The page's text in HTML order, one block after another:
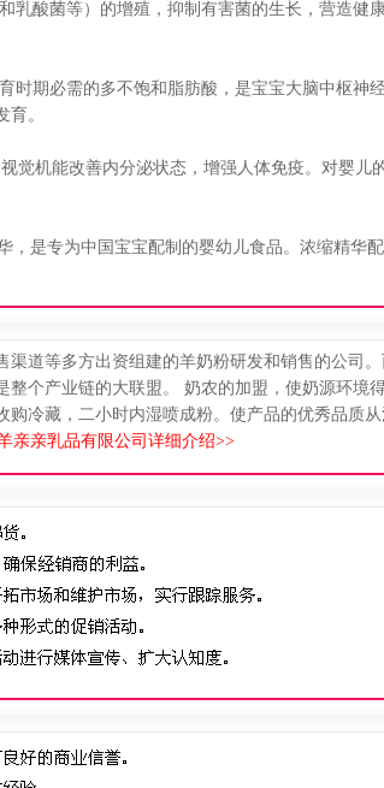
乳酸菌等）的增殖，抑制有害菌的生长，营造健
期必需的多不饱和脂肪酸，是宝宝大脑中枢神
。
觉机能改善内分泌状态，增强人体免疫。对婴儿
是专为中国宝宝配制的婴幼儿食品。浓缩精华配
道等多方出资组建的羊奶粉研发和销售的公司
个产业链的大联盟。 奶农的加盟，使奶源环境
冷藏，二小时内湿喷成粉。使产品的优秀品质
亲亲乳品有限公司详细介绍>>